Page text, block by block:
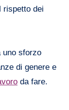
rispetto dei
uno sforzo
di genere e
da fare.